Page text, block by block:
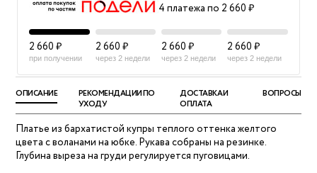
4 платежа по 2 660 ₽
2 660 ₽
при получении
2 660 ₽
через 2 недели
2 660 ₽
через 2 недели
2 660 ₽
через 2 недели
ОПИСАНИЕ
РЕКОМЕНДАЦИИ ПО
УХОДУ
ДОСТАВКА И
ОПЛАТА
ВОПРОСЫ
Платье из бархатистой купры теплого оттенка желтого
цвета с воланами на юбке. Рукава собраны на резинке.
Глубина выреза на груди регулируется пуговицами.